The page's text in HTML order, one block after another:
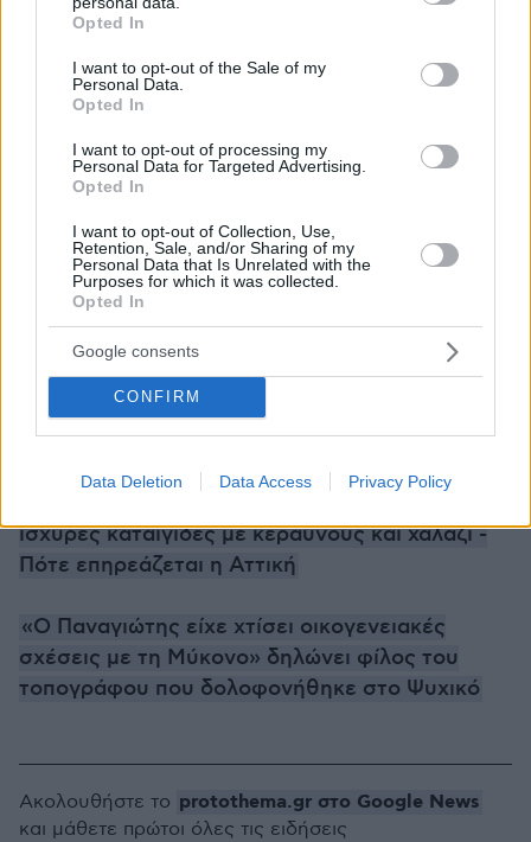
grant or deny consent to Google and its third-party tags to
use your data for below specified purposes in below Google
consent section.
Opted In
I want to opt-out of the Sale of my
Personal Data.
Opted In
I want to opt-out of processing my
Personal Data for Targeted Advertising.
Opted In
I want to opt-out of Collection, Use,
Retention, Sale, and/or Sharing of my
Personal Data that Is Unrelated with the
Purposes for which it was collected.
Opted In
Google consents
CONFIRM
Data Deletion Data Access Privacy Policy
Αρχανών πάνω στον μεγάλο βωμό του ανακτόρου, το 1999
Ειδήσεις σήμερα:
Λευτέρης Αυγενάκης: Διεγράφη από την ΚΟ
της ΝΔ μετά την επίθεση σε υπάλληλο του Ελ.
Βενιζέλος
ισχυρές καταιγίδες με κεραυνούς και χαλάζι -
Πότε επηρεάζεται η Αττική
«Ο Παναγιώτης είχε χτίσει οικογενειακές
σχέσεις με τη Μύκονο» δηλώνει φίλος του
τοπογράφου που δολοφονήθηκε στο Ψυχικό
Ακολουθήστε το protothema.gr στο Google News
και μάθετε πρώτοι όλες τις ειδήσεις